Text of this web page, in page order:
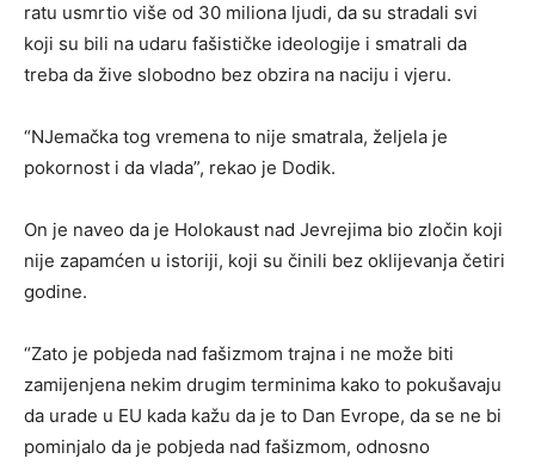
ratu usmrtio više od 30 miliona ljudi, da su stradali svi
koji su bili na udaru fašističke ideologije i smatrali da
treba da žive slobodno bez obzira na naciju i vjeru.
“NJemačka tog vremena to nije smatrala, željela je
pokornost i da vlada”, rekao je Dodik.
On je naveo da je Holokaust nad Jevrejima bio zločin koji
nije zapamćen u istoriji, koji su činili bez oklijevanja četiri
godine.
“Zato je pobjeda nad fašizmom trajna i ne može biti
zamijenjena nekim drugim terminima kako to pokušavaju
da urade u EU kada kažu da je to Dan Evrope, da se ne bi
pominjalo da je pobjeda nad fašizmom, odnosno